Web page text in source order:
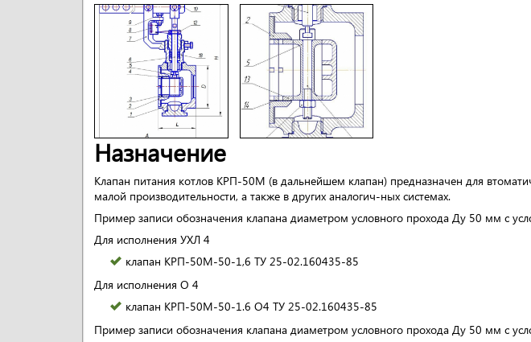
Назначение
Клапан питания котлов КРП-50М (в дальнейшем клапан) предназначен для
малой производительности, а также в других аналогич-ных системах.
Пример записи обозначения клапана диаметром условного прохода Ду 50 мм с
Для исполнения УХЛ 4
клапан КРП-50М-50-1,6 ТУ 25-02.160435-85
Для исполнения О 4
клапан КРП-50М-50-1.6 О4 ТУ 25-02.160435-85
Пример записи обозначения клапана диаметром условного прохода Ду 50 мм с